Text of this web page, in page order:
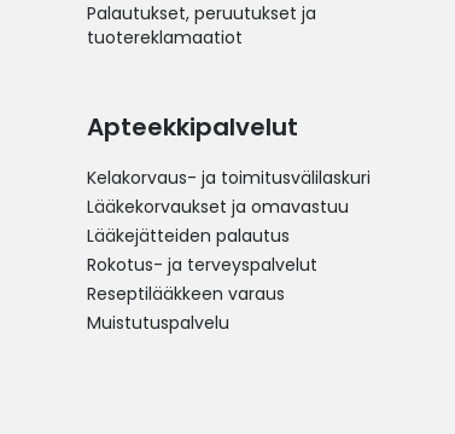
Palautukset, peruutukset ja
tuotereklamaatiot
Apteekkipalvelut
Kelakorvaus- ja toimitusvälilaskuri
Lääkekorvaukset ja omavastuu
Lääkejätteiden palautus
Rokotus- ja terveyspalvelut
Reseptilääkkeen varaus
Muistutuspalvelu